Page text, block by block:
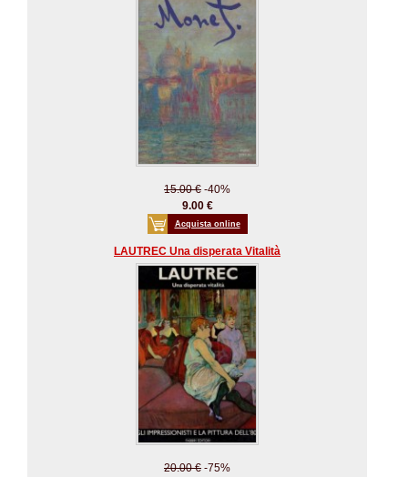
15.00 € -40%
9.00 €
Acquista online
LAUTREC Una disperata Vitalità
20.00 € -75%